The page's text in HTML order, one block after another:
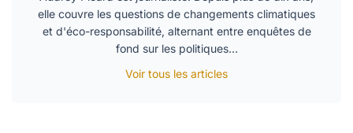
elle couvre les questions de changements climatiques
et d'éco-responsabilité, alternant entre enquêtes de
fond sur les politiques…
Voir tous les articles